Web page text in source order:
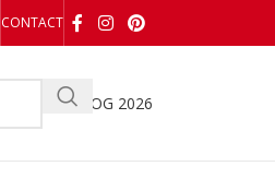
CONTACT
CATALOG 2026